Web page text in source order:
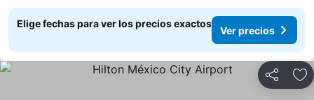
Elige fechas para ver los precios exactos
Ver precios
Compartir